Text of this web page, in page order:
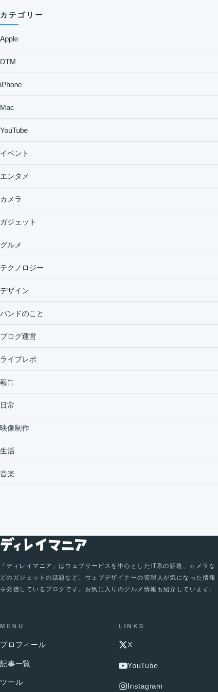
カテゴリー
Apple
DTM
iPhone
Mac
YouTube
イベント
エンタメ
カメラ
ガジェット
グルメ
テクノロジー
デザイン
バンドのこと
ブログ運営
ライブレポ
報告
日常
映像制作
生活
音楽
「ディレイマニア」はウェブサービスを中心としたIT系の話題、カメラな
どのガジェットの話題など、ウェブデザイナーの管理人が気になった情報
を発信しているブログです。お気に入りのグルメ情報も紹介しています。
MENU
プロフィール
記事一覧
ツール
LINKS
X
YouTube
Instagram